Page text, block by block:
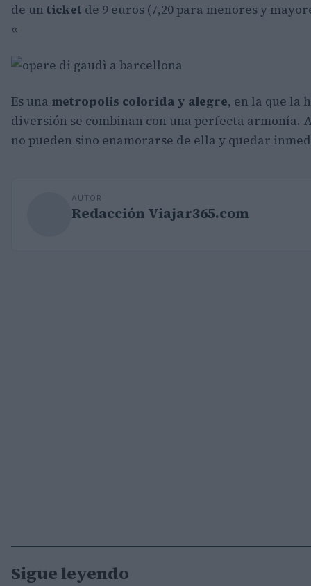
de un ticket de 9 euros (7,20 para menores y
«
Es una metropolis colorida y alegre, en la que la
diversión se combinan con una perfecta armonía.
no pueden sino enamorarse de ella y quedar
AUTOR
Redacción Viajar365.com
Sigue leyendo